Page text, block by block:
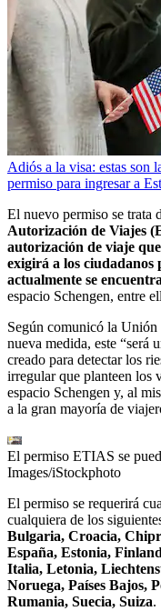
Adiós a la visa: estas son
permiso para ingresar a
El nuevo permiso se trata
Autorización de Viajes
autorización de viaje
exigirá a los ciudadanos
actualmente se
espacio Schengen, entre
Según comunicó la Unión
nueva medida, este “será
creado para detectar los
irregular que planteen los
espacio Schengen y, al
a la gran mayoría de
El permiso ETIAS se
Images/iStockphoto
El permiso se requerirá
cualquiera de los
Bulgaria, Croacia,
España, Estonia,
Italia, Letonia,
Noruega, Países Bajos,
Rumania, Suecia, Suiza.